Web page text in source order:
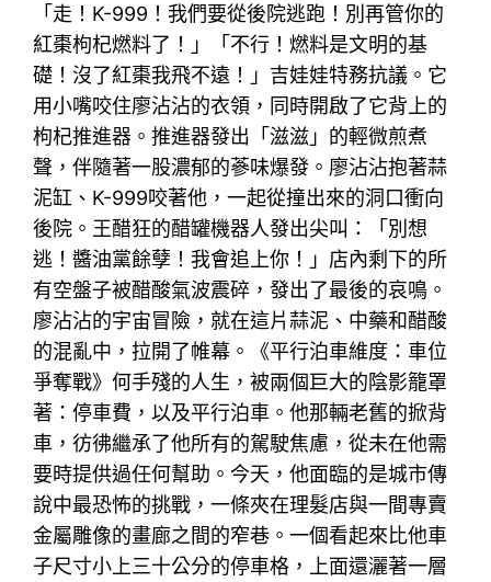
「走！K-999！我們要從後院逃跑！別再管你的
紅棗枸杞燃料了！」「不行！燃料是文明的基
礎！沒了紅棗我飛不遠！」吉娃娃特務抗議。它
用小嘴咬住廖沾沾的衣領，同時開啟了它背上的
枸杞推進器。推進器發出「滋滋」的輕微煎煮
聲，伴隨著一股濃郁的蔘味爆發。廖沾沾抱著蒜
泥缸、K-999咬著他，一起從撞出來的洞口衝向
後院。王醋狂的醋罐機器人發出尖叫：「別想
逃！醬油黨餘孽！我會追上你！」店內剩下的所
有空盤子被醋酸氣波震碎，發出了最後的哀鳴。
廖沾沾的宇宙冒險，就在這片蒜泥、中藥和醋酸
的混亂中，拉開了帷幕。《平行泊車維度：車位
爭奪戰》何手殘的人生，被兩個巨大的陰影籠罩
著：停車費，以及平行泊車。他那輛老舊的掀背
車，彷彿繼承了他所有的駕駛焦慮，從未在他需
要時提供過任何幫助。今天，他面臨的是城市傳
說中最恐怖的挑戰，一條夾在理髮店與一間專賣
金屬雕像的畫廊之間的窄巷。一個看起來比他車
子尺寸小上三十公分的停車格，上面還灑著一層